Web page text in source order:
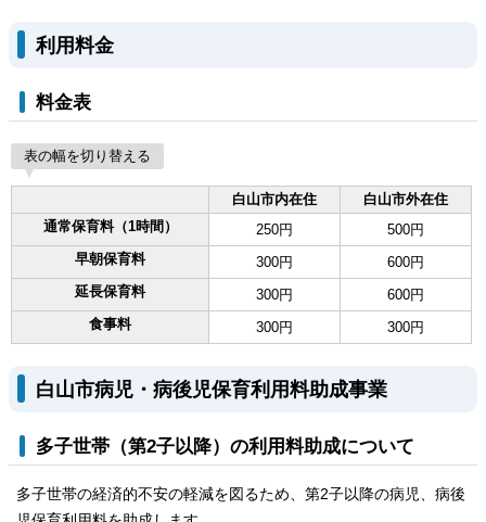
利用料金
料金表
表の幅を切り替える
白山市内在住
白山市外在住
通常保育料（1時間）
250円
500円
早朝保育料
300円
600円
延長保育料
300円
600円
食事料
300円 300円
白山市病児・病後児保育利用料助成事業
多子世帯（第2子以降）の利用料助成について
多子世帯の経済的不安の軽減を図るため、第2子以降の病児、病後